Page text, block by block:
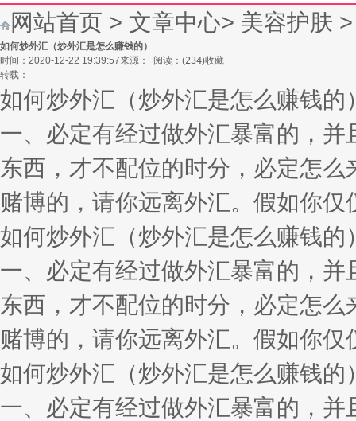
网站首页 > 文章中心> 美容护肤
如何炒外汇（炒外汇是怎么赚钱的）
时间：2020-12-22 19:39:57来源： 阅读： (234)收藏
转载：
如何炒外汇（炒外汇是怎么赚钱
一、必定有经过做外汇暴富的，
东西，才不配位的时分，必定怎
赌博的，请你远离外汇。假如你
如何炒外汇（炒外汇是怎么赚钱
一、必定有经过做外汇暴富的，
东西，才不配位的时分，必定怎
赌博的，请你远离外汇。假如你
如何炒外汇（炒外汇是怎么赚钱
一、必定有经过做外汇暴富的，并